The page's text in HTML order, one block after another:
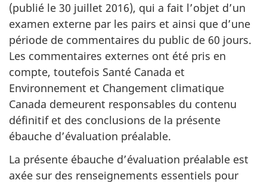
(publié le 30 juillet 2016), qui a fait l’objet d’un
examen externe par les pairs et ainsi que d’une
période de commentaires du public de 60 jours.
Les commentaires externes ont été pris en
compte, toutefois Santé Canada et
Environnement et Changement climatique
Canada demeurent responsables du contenu
définitif et des conclusions de la présente
ébauche d’évaluation préalable.
La présente ébauche d’évaluation préalable est
axée sur des renseignements essentiels pour